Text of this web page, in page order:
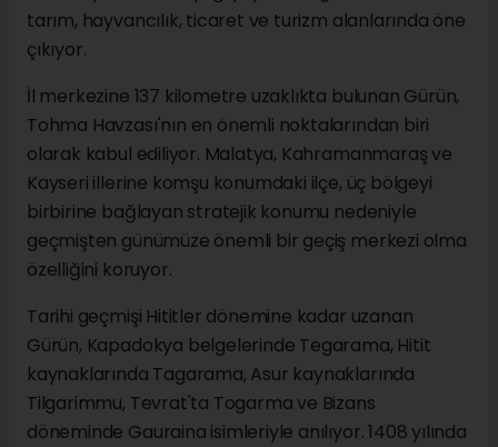
tarım, hayvancılık, ticaret ve turizm alanlarında öne
çıkıyor.
İl merkezine 137 kilometre uzaklıkta bulunan Gürün,
Tohma Havzası'nın en önemli noktalarından biri
olarak kabul ediliyor. Malatya, Kahramanmaraş ve
Kayseri illerine komşu konumdaki ilçe, üç bölgeyi
birbirine bağlayan stratejik konumu nedeniyle
geçmişten günümüze önemli bir geçiş merkezi olma
özelliğini koruyor.
Tarihi geçmişi Hititler dönemine kadar uzanan
Gürün, Kapadokya belgelerinde Tegarama, Hitit
kaynaklarında Tagarama, Asur kaynaklarında
Tilgarimmu, Tevrat'ta Togarma ve Bizans
döneminde Gauraina isimleriyle anılıyor. 1408 yılında